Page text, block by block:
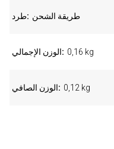
طرد طريقة الشحن
الوزن الإجمالي 0,16 kg
الوزن الصافي 0,12 kg